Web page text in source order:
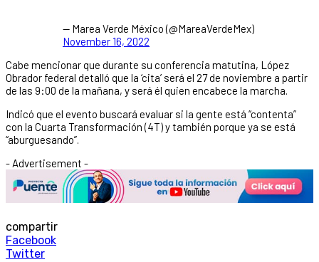
— Marea Verde México (@MareaVerdeMex)
November 16, 2022
Cabe mencionar que durante su conferencia matutina, López
Obrador federal detalló que la ‘cita’ será el 27 de noviembre a partir
de las 9:00 de la mañana, y será él quien encabece la marcha.
Indicó que el evento buscará evaluar si la gente está “contenta”
con la Cuarta Transformación (4T) y también porque ya se está
“aburguesando”.
- Advertisement -
compartir
Facebook
Twitter